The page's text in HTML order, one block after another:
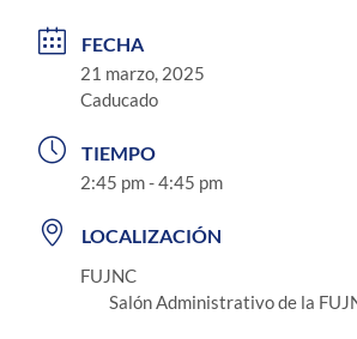
FECHA
21 marzo, 2025
Caducado
TIEMPO
2:45 pm - 4:45 pm
LOCALIZACIÓN
FUJNC
Salón Administrativo de la